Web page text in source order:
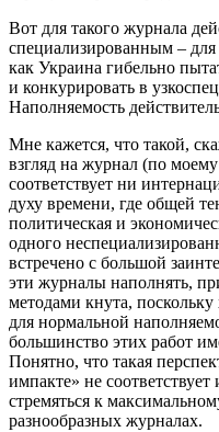
Вот для такого журнала
специализированным – для
как Украина гибельно
и конкурировать в
Наполняемость
Мне кажется, что такой,
взгляд на журнал (по
соответствует ни
духу времени, где общей
политическая и
одного
встречено с большой
эти журналы наполнять,
методами кнута,
для нормальной
большинство этих работ
Понятно, что такая
импакте» не
стремяться к
разнообразных журналах.